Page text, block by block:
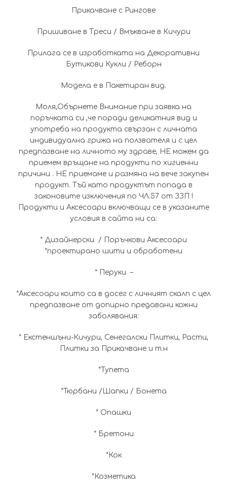
Прикачване с Рингове
Пришиване в Треси / Вмъкване в Кичури
Прилага се в изработката на Декоративни
Бутикови Кукли / Реборн
Модела е в Пакетиран вид.
Моля,Обърнете Внимание при заявка на
поръчката си ,че поради деликатния вид и
употреба на продукта свързан с личната
индивидуална грижа на ползвателя и с цел
предпазване на личното му здраве, НЕ можем да
приемем връщане на продукти по хигиенни
причини . НЕ приемаме и размяна на вече закупен
продукт. Тъй като продуктът попада в
законовите изключения по ЧЛ.57 от ЗЗП !
Продукти и Аксесоари включващи се в указаните
условия в сайта ни са:
* Дизайнерски / Поръчкови Аксесоари
*проектирано шити и обработени
* Перуки –
*Аксесоари които са в досег с личният скалп с цел
предпазване от допирно предавани кожни
заболявания:
* Екстеншъни-Кичури, Сенегалски Плитки, Расти,
Плитки за Прикачване и т.н
*Тупета
*Тюрбани /Шапки / Бонета
* Опашки
* Бретони
*Кок
*Козметика